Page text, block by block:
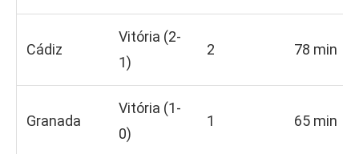
Cádiz
Vitória (2-
1)
2 78 min
Granada
Vitória (1-
0)
1 65 min